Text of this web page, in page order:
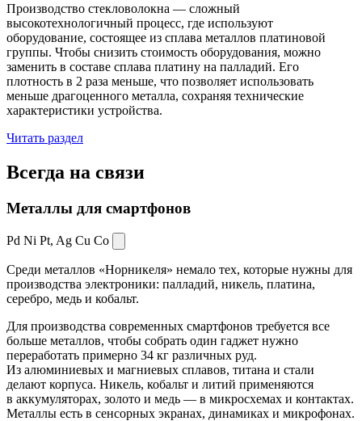
Производство стекловолокна — сложный
высокотехнологичный процесс, где используют
оборудование, состоящее из сплава металлов платиновой
группы. Чтобы снизить стоимость оборудования, можно
заменить в составе сплава платину на палладий. Его
плотность в 2 раза меньше, что позволяет использовать
меньше драгоценного металла, сохраняя технические
характеристики устройства.
Читать раздел
Всегда на связи
Металлы для смартфонов
Pd Ni Pt, Ag Cu Co
Среди металлов «Норникеля» немало тех, которые нужны для
производства электроники: палладий, никель, платина,
серебро, медь и кобальт.
Для производства современных смартфонов требуется все
больше металлов, чтобы собрать один гаджет нужно
переработать примерно 34 кг различных руд.
Из алюминиевых и магниевых сплавов, титана и стали
делают корпуса. Никель, кобальт и литий применяются
в аккумуляторах, золото и медь — в микросхемах и контактах.
Металлы есть в сенсорных экранах, динамиках и микрофонах.